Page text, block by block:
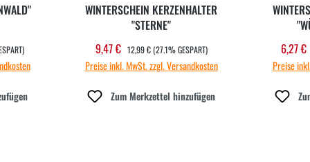
WINTERSCHEIN KERZENHALTER
"STERNE"
Verkaufspreis:
9,47 € REGULÄRER PREIS:
12,99 € (27.1% GESPART)
Preise inkl. MwSt. zzgl. Versandkosten
Zum Merkzettel hinzufügen
6,27 €
Preise